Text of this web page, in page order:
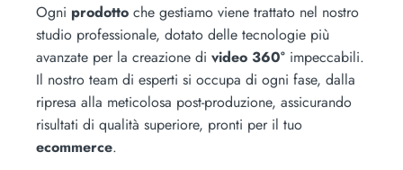
Ogni prodotto che gestiamo viene trattato nel nostro
studio professionale, dotato delle tecnologie più
avanzate per la creazione di video 360° impeccabili.
Il nostro team di esperti si occupa di ogni fase, dalla
ripresa alla meticolosa post-produzione, assicurando
risultati di qualità superiore, pronti per il tuo
ecommerce.